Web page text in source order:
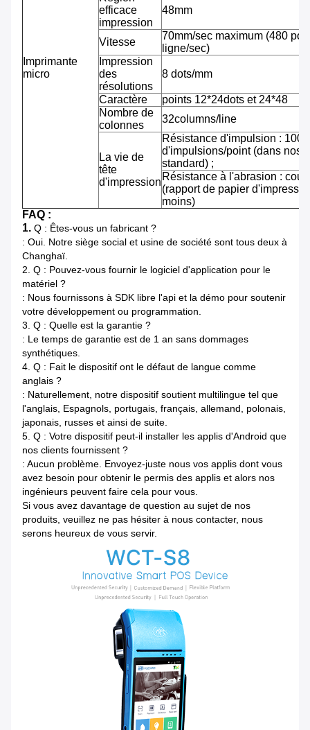
Imprimante
micro
efficace
impression
48mm
Vitesse
70mm/sec maximum (480
ligne/sec)
Impression
des
résolutions
8 dots/mm
Caractère
points 12*24dots et 24*48
Nombre de
colonnes
32columns/line
La vie de
tête
d'impression
Résistance d'impulsion : 100
d'impulsions/point (dans nos
standard) ;
Résistance à l'abrasion :
(rapport de papier
moins)
FAQ :
1. Q : Êtes-vous un fabricant ?
: Oui. Notre siège social et usine de société sont tous deux à
Changhaï.
2. Q : Pouvez-vous fournir le logiciel d'application pour le
matériel ?
: Nous fournissons à SDK libre l'api et la démo pour soutenir
votre développement ou programmation.
3. Q : Quelle est la garantie ?
: Le temps de garantie est de 1 an sans dommages
synthétiques.
4. Q : Fait le dispositif ont le défaut de langue comme
anglais ?
: Naturellement, notre dispositif soutient multilingue tel que
l'anglais, Espagnols, portugais, français, allemand, polonais,
japonais, russes et ainsi de suite.
5. Q : Votre dispositif peut-il installer les applis d'Android que
nos clients fournissent ?
: Aucun problème. Envoyez-juste nous vos applis dont vous
avez besoin pour obtenir le permis des applis et alors nos
ingénieurs peuvent faire cela pour vous.
Si vous avez davantage de question au sujet de nos
produits, veuillez ne pas hésiter à nous contacter, nous
serons heureux de vous servir.